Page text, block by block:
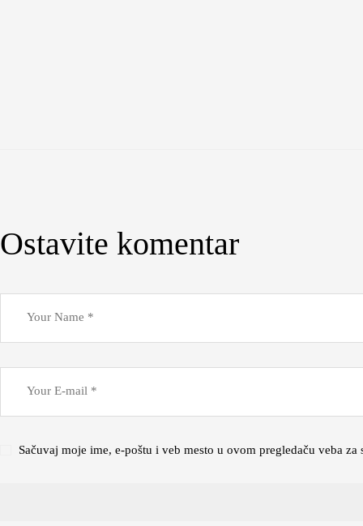
Ostavite komentar
Sačuvaj moje ime, e-poštu i veb mesto u ovom pregledaču veba za